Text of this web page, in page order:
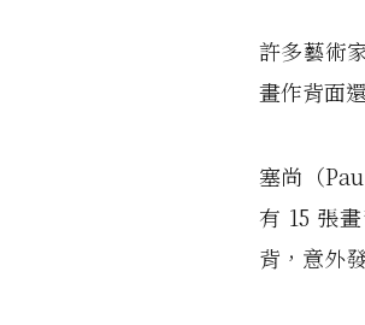
許多藝術
畫作背面
塞尚（
有 15 張
背，意外